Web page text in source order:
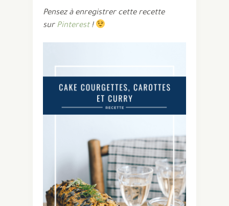
Pensez à enregistrer cette recette
sur Pinterest!